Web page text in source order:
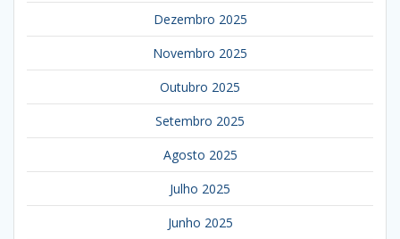
Dezembro 2025
Novembro 2025
Outubro 2025
Setembro 2025
Agosto 2025
Julho 2025
Junho 2025